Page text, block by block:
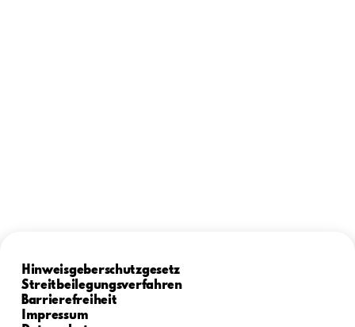
Hinweisgeberschutzgesetz
Streitbeilegungsverfahren
Barrierefreiheit
Impressum